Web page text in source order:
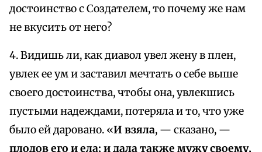
достоинство с Создателем, то почему же нам
не вкусить от него?
4. Видишь ли, как диавол увел жену в плен,
увлек ее ум и заставил мечтать о себе выше
своего достоинства, чтобы она, увлекшись
пустыми надеждами, потеряла и то, что уже
было ей даровано. «И взяла, — сказано, —
плодов его и ела; и дала также мужу своему,